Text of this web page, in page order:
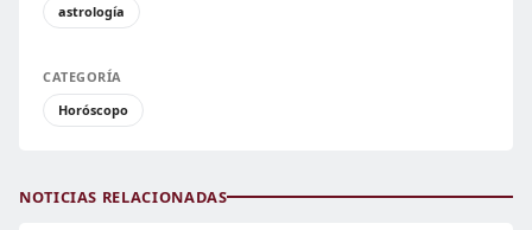
astrología
CATEGORÍA
Horóscopo
NOTICIAS RELACIONADAS